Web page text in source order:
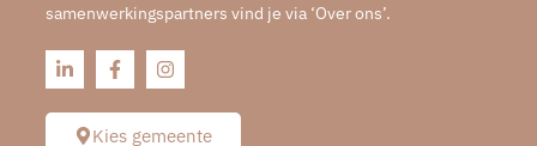
samenwerkingspartners vind je via ‘Over ons’.
Kies gemeente